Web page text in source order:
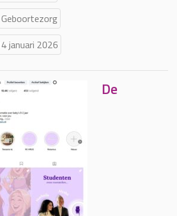
Geboortezorg
januari 2026
De